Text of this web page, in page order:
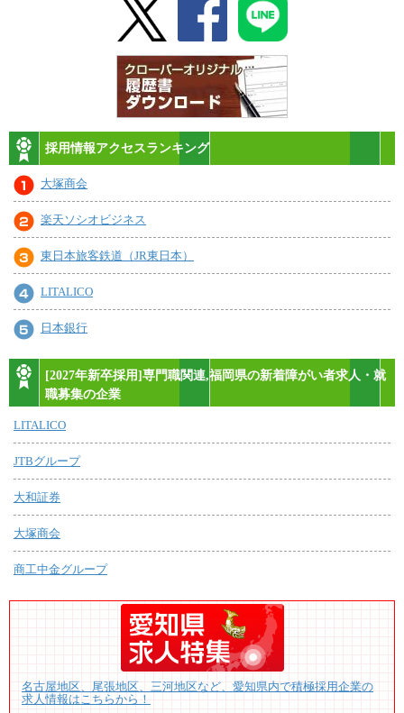
採用情報アクセスランキング
大塚商会
楽天ソシオビジネス
東日本旅客鉄道（JR東日本）
LITALICO
日本銀行
[2027年新卒採用]専門職関連,福岡県の新着障がい者求人・就
職募集の企業
LITALICO
JTBグループ
大和証券
大塚商会
商工中金グループ
名古屋地区、尾張地区、三河地区など、愛知県内で積極採用企業の
求人情報はこちらから！